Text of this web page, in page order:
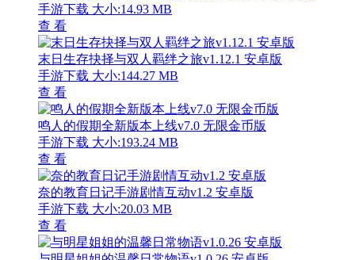
手游下载 大小:14.93 MB
查 看
末日生存抉择与双人羁绊之旅v1.12.1 安卓版
手游下载 大小:144.27 MB
查 看
鸣人的假期全新版本上线v7.0 无限金币版
手游下载 大小:193.24 MB
查 看
奈的教育日记手游剧情互动v1.2 安卓版
手游下载 大小:20.03 MB
查 看